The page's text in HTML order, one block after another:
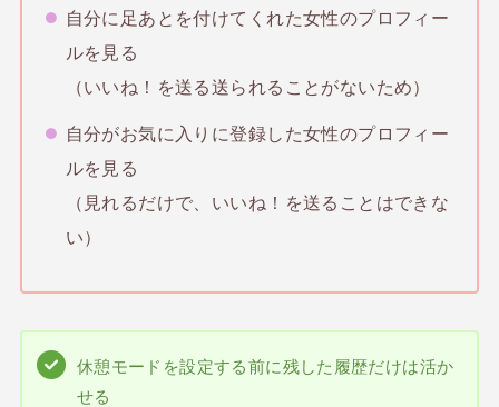
自分に足あとを付けてくれた女性のプロフィー
ルを見る
（いいね！を送る送られることがないため）
自分がお気に入りに登録した女性のプロフィー
ルを見る
（見れるだけで、いいね！を送ることはできな
い）
休憩モードを設定する前に残した履歴だけは活か
せる